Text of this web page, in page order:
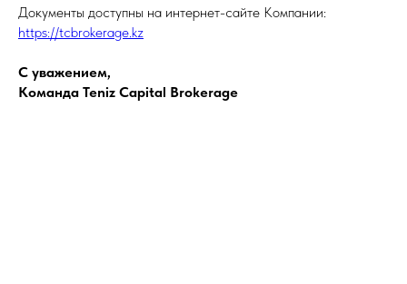
Документы доступны на интернет-сайте Компании:
https://tcbrokerage.kz
C уважением,
Команда Teniz Capital Brokerage